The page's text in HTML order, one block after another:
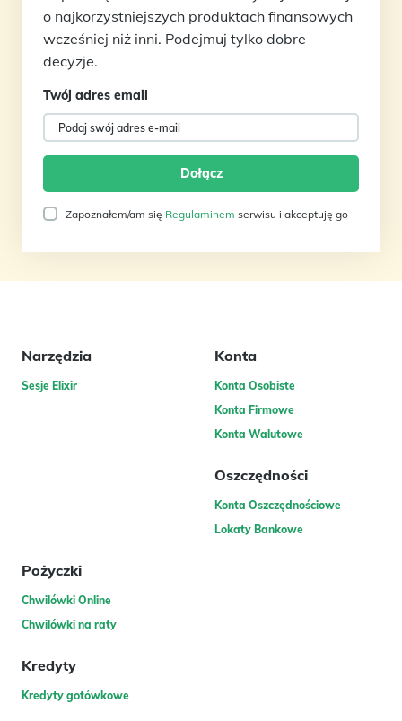
o najkorzystniejszych produktach finansowych
wcześniej niż inni. Podejmuj tylko dobre
decyzje.
Twój adres email
Zapoznałem/am się Regulaminem serwisu i akceptuję go
Narzędzia
Sesje Elixir
Konta
Konta Osobiste
Konta Firmowe
Konta Walutowe
Oszczędności
Konta Oszczędnościowe
Lokaty Bankowe
Pożyczki
Chwilówki Online
Chwilówki na raty
Kredyty
Kredyty gotówkowe